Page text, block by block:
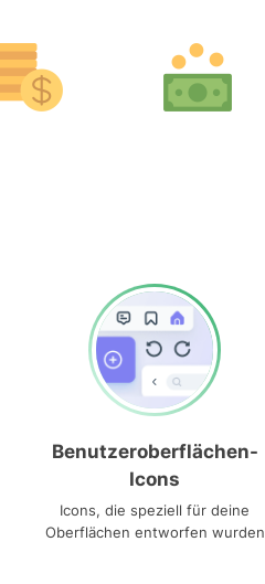
Benutzeroberflächen-
Icons
Icons, die speziell für deine
Oberflächen entworfen wurden